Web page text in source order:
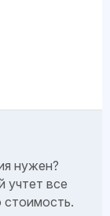
нужен?
учтет все
стоимость.